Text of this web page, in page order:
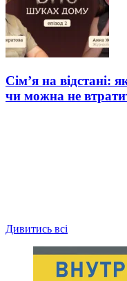
Сім’я на відстані:
чи можна не
Дивитись всі